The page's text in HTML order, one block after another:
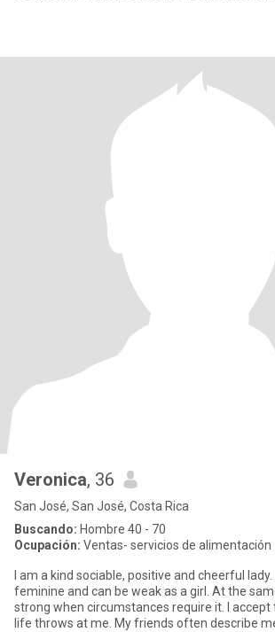
Veronica, 36
San José, San José, Costa Rica
Buscando: Hombre 40 - 70
Ocupación: Ventas- servicios de alimentación
I am a kind sociable, positive and cheerful lady.
feminine and can be weak as a girl. At the
strong when circumstances require it. I
life throws at me. My friends often describe